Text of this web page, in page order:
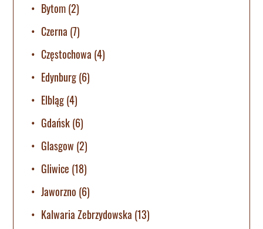
Bytom(2)
Czerna (7)
Częstochowa (4)
Edynburg(6)
Elbląg(4)
Gdańsk(6)
Glasgow (2)
Gliwice (18)
Jaworzno (6)
Kalwaria Zebrzydowska (13)